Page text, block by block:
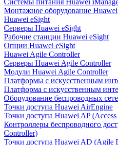
Системы питания Huawei
Монтажное оборудование
Huawei eSight
Серверы Huawei eSight
Рабочие станции Huawei eSight
Опции Huawei eSight
Huawei Agile Controller
Серверы Huawei Agile Controller
Модули Huawei Agile Controller
Платформы с искусственным
Платформа с искусственным
Оборудование беспроводных
Точки доступа Huawei AirEngine
Точки доступа Huawei AP
Контроллеры беспроводного
Controller)
Точки доступа Huawei AD (Agile